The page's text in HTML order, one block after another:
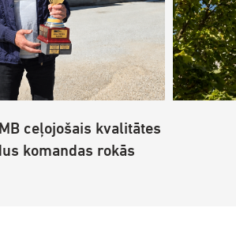
ceļojošais kvalitātes
komandas rokās